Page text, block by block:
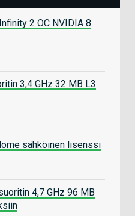
2 OC NVIDIA 8
3,4 GHz 32 MB L3
sähköinen lisenssi
4,7 GHz 96 MB